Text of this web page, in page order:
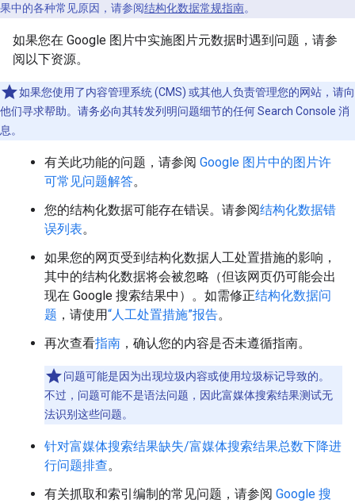
果中的各种常见原因，请参阅结构化数据常规指南。
如果您在 Google 图片中实施图片元数据时遇到问题，请参
阅以下资源。
如果您使用了内容管理系统 (CMS) 或其他人负责管理您的网站，请向
他们寻求帮助。请务必向其转发列明问题细节的任何 Search Console 消
息。
有关此功能的问题，请参阅 Google 图片中的图片许
可常见问题解答。
您的结构化数据可能存在错误。请参阅结构化数据错
误列表。
如果您的网页受到结构化数据人工处置措施的影响，
其中的结构化数据将会被忽略（但该网页仍可能会出
现在 Google 搜索结果中）。如需修正结构化数据问
题 ，请使用“人工处置措施”报告。
再次查看指南 ，确认您的内容是否未遵循指南。
问题可能是因为出现垃圾内容或使用垃圾标记导致的。
不过，问题可能不是语法问题，因此富媒体搜索结果测试无
法识别这些问题。
针对富媒体搜索结果缺失/富媒体搜索结果总数下降进
行问题排查。
有关抓取和索引编制的常见问题，请参阅 Google 搜